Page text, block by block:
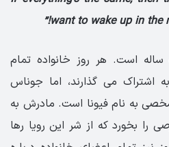
want to wake up in the
است. هر روز خانواده تمام
اشتراک می گذارند، اما جوناس
شخصی به نام فیونا است. مادرش به
را بخورد که از شر این رویا رها